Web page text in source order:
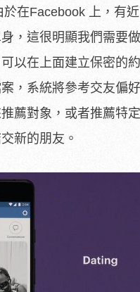
於在Facebook 上，有
，這很明顯我們需要
以在上面建立保密的
，系統將參考交友偏
薦對象，或者推薦特
新的朋友。